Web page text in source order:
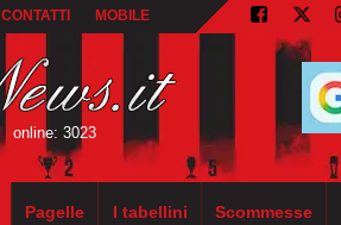
CONTATTI MOBILE
online: 3023
Pagelle I tabellini Scommesse